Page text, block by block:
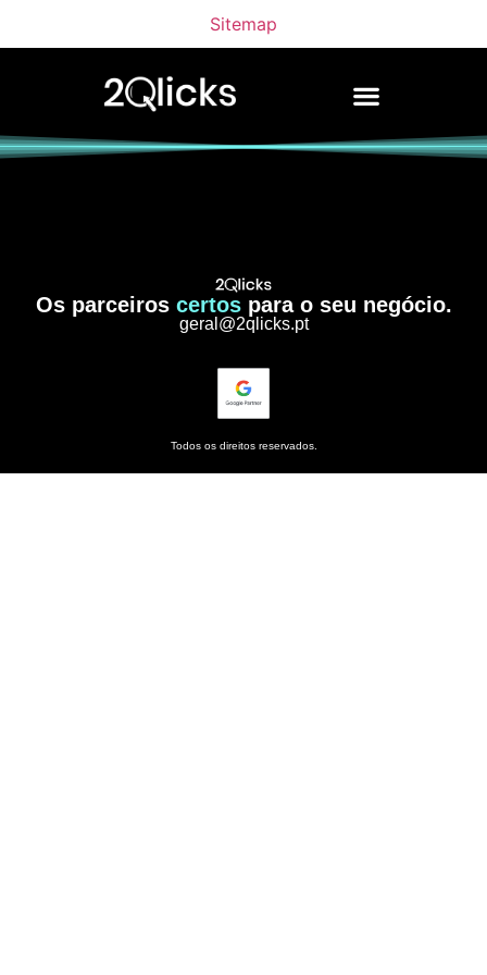
Sitemap
Os parceiros certospara o seu negócio.
geral@2qlicks.pt
Todos os direitos reservados.